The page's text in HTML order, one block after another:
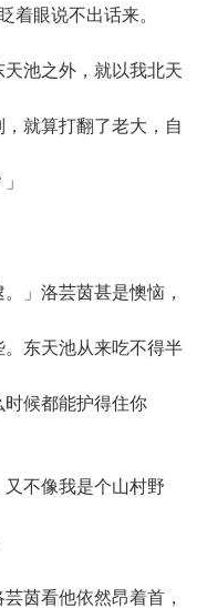
眼说不出话来。
池之外，就以我北天
就算打翻了老大，自
」洛芸茵甚是懊恼，
东天池从来吃不得半
候都能护得住你
不像我是个山村野
茵看他依然昂着首，